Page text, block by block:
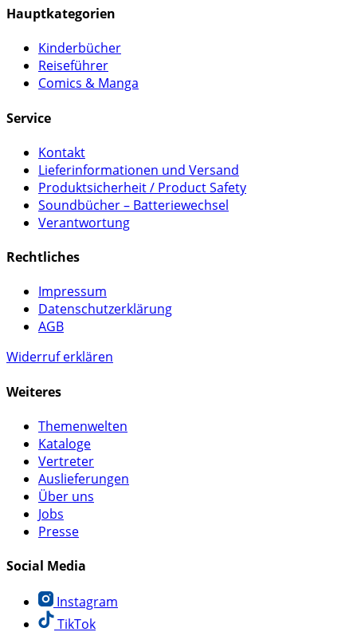
Hauptkategorien
Kinderbücher
Reiseführer
Comics & Manga
Service
Kontakt
Lieferinformationen und Versand
Produktsicherheit / Product Safety
Soundbücher – Batteriewechsel
Verantwortung
Rechtliches
Impressum
Datenschutzerklärung
AGB
Widerruf erklären
Weiteres
Themenwelten
Kataloge
Vertreter
Auslieferungen
Über uns
Jobs
Presse
Social Media
Instagram
TikTok